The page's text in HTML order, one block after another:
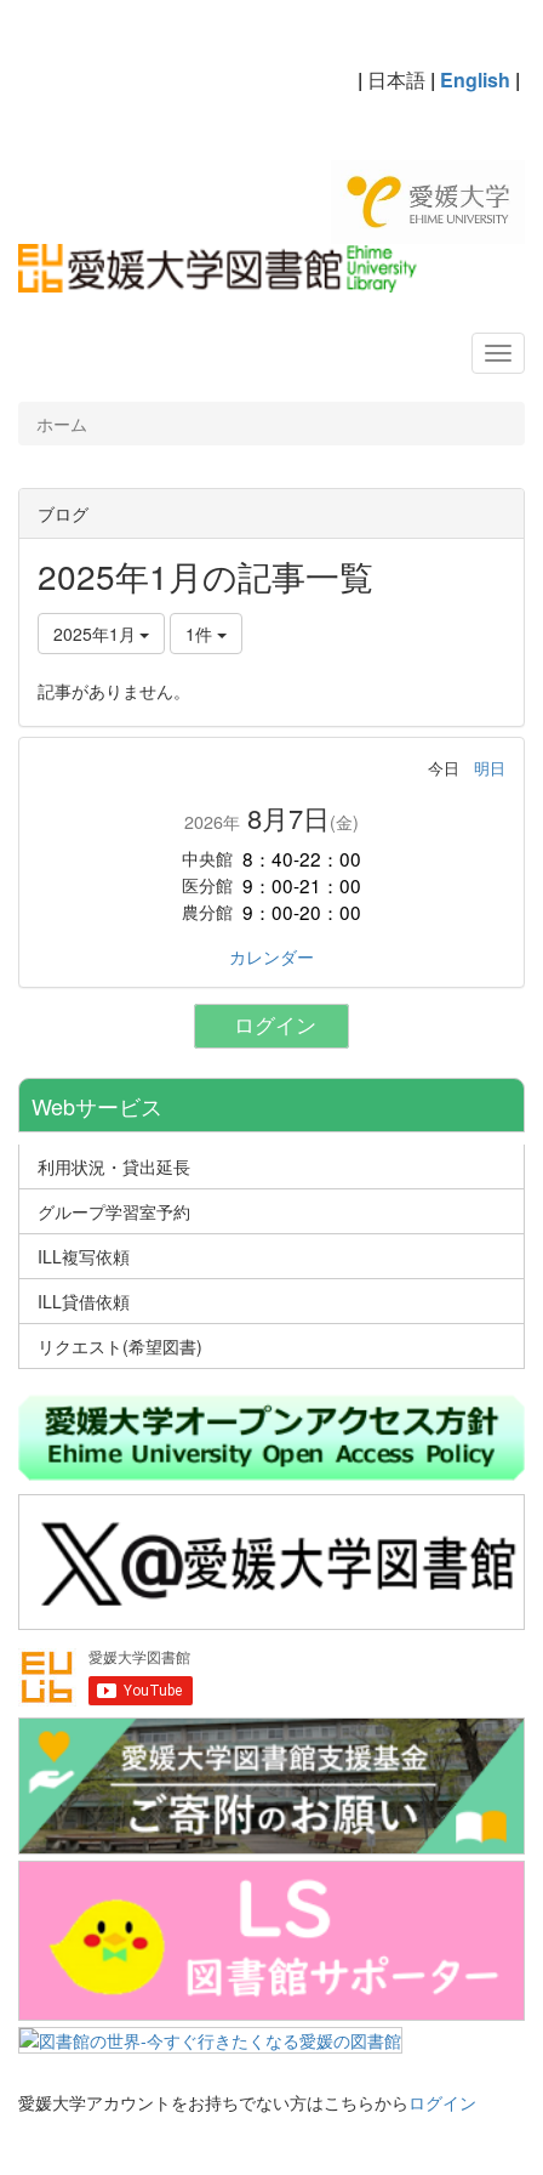
| 日本語 | English |
ホーム
ブログ
2025年1月の記事一覧
2025年1月 1件
記事がありません。
今日 明日
2026年 8月7日 (金)
中央館 8：40-22：00
医分館 9：00-21：00
農分館 9：00-20：00
カレンダー
ログイン
Webサービス
利用状況・貸出延長
グループ学習室予約
ILL複写依頼
ILL貸借依頼
リクエスト(希望図書)
愛媛大学アカウントをお持ちでない方はこちらから ログイン